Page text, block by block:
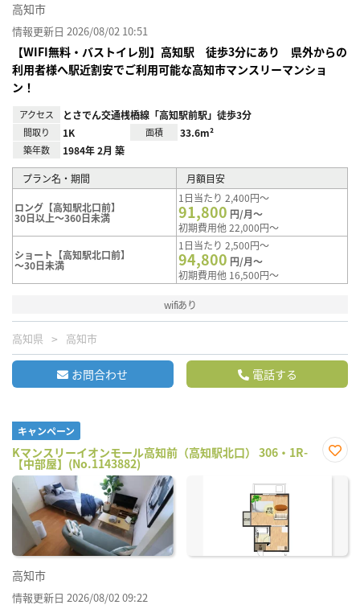
高知市
情報更新日 2026/08/02 10:51
【WIFI無料・バストイレ別】高知駅 徒歩3分にあり 県外からの
利用者様へ駅近割安でご利用可能な高知市マンスリーマンショ
ン！
アクセス とさでん交通桟橋線「高知駅前駅」徒歩3分
間取り 1K 面積 33.6m²
築年数 1984年 2月 築
プラン名・期間 月額目安
ロング【高知駅北口前】
30日以上～360日未満
1日当たり 2,400円～
91,800 円/月～
初期費用他 22,000円～
ショート【高知駅北口前】
～30日未満
1日当たり 2,500円～
94,800 円/月～
初期費用他 16,500円～
wifiあり
高知県 高知市
お問合わせ 電話する
キャンペーン
Kマンスリーイオンモール高知前（高知駅北口） 306・1R-
【中部屋】(No.1143882)
に入
高知市
情報更新日 2026/08/02 09:22